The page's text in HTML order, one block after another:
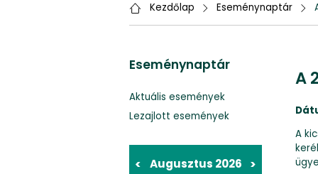
Kezdőlap Eseménynaptár
Eseménynaptár
Aktuális események
Lezajlott események
< Augusztus 2026 >
A
A